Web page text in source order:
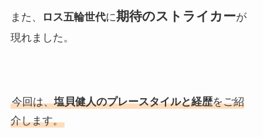
また、 ロス五輪世代に期待のストライカーが
現れました。
今回は、塩貝健人のプレースタイルと経歴をご紹
介します。